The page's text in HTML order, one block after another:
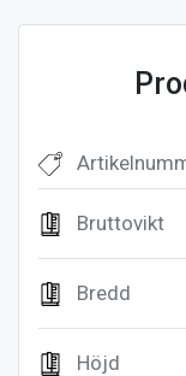
Bruttovikt
Bredd
Höjd